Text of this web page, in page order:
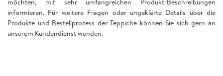
informieren. Für weitere Fragen oder ungeklärte Details über die
Produkte und Bestellprozess der Teppiche können Sie sich gern an
unserem Kundendienst wenden.